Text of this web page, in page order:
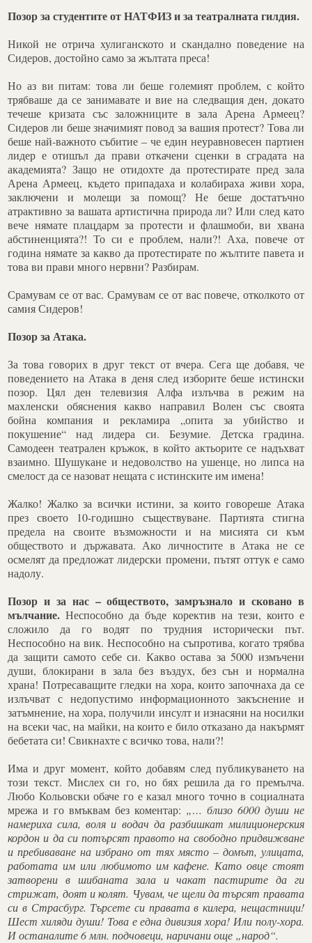
Позор за студентите от НАТФИЗ и за театралната гилдия.
Никой не отрича хулиганското и скандално поведение на
Сидеров, достойно само за жълтата преса!
Но аз ви питам: това ли беше големият проблем, с който
трябваше да се занимавате и вие на следващия ден, докато
течеше кризата със заложниците в зала Арена Армеец?
Сидеров ли беше значимият повод за вашия протест? Това ли
беше най-важното събитие – че един неуравновесен партиен
лидер е отишъл да прави откачени сценки в сградата на
академията? Защо не отидохте да протестирате пред зала
Арена Армеец, където припадаха и колабираха живи хора,
заключени и молещи за помощ? Не беше достатъчно
атрактивно за вашата артистична природа ли? Или след като
вече нямате плацдарм за протести и флашмоби, ви хвана
абстиненцията?! То си е проблем, нали?! Аха, повече от
година нямате за какво да протестирате по жълтите павета и
това ви прави много нервни? Разбирам.
Срамувам се от вас. Срамувам се от вас повече, отколкото от
самия Сидеров!
Позор за Атака.
За това говорих в друг текст от вчера. Сега ще добавя, че
поведението на Атака в деня след изборите беше истински
позор. Цял ден телевизия Алфа излъчва в режим на
махленски обяснения какво направил Волен със своята
бойна компания и рекламира „опита за убийство и
покушение“ над лидера си. Безумие. Детска градина.
Самодеен театрален кръжок, в който актьорите се надъхват
взаимно. Шушукане и недоволство на ушенце, но липса на
смелост да се назоват нещата с истинските им имена!
Жалко! Жалко за всички истини, за които говореше Атака
през своето 10-годишно съществуване. Партията стигна
предела на своите възможности и на мисията си към
обществото и държавата. Ако личностите в Атака не се
осмелят да предложат лидерски промени, пътят оттук е само
надолу.
Позор и за нас – обществото, замръзнало и сковано в
мълчание. Неспособно да бъде коректив на тези, които е
сложило да го водят по трудния исторически път.
Неспособно на вик. Неспособно на съпротива, когато трябва
да защити самото себе си. Какво остава за 5000 измъчени
души, блокирани в зала без въздух, без сън и нормална
храна! Потресаващите гледки на хора, които започнаха да се
излъчват с недопустимо информационното закъснение и
затъмнение, на хора, получили инсулт и изнасяни на носилки
на всеки час, на майки, на които е било отказано да накърмят
бебетата си! Свикнахте с всичко това, нали?!
Има и друг момент, който добавям след публикуването на
този текст. Мислех си го, но бях решила да го премълча.
Любо Кольовски обаче го е казал много точно в социалната
мрежа и го вмъквам без коментар: „… близо 6000 души не
намериха сила, воля и водач да разбишкат милиционерския
кордон и да си потърсят правото на свободно придвижване
и пребиваване на избрано от тях място – домът, улицата,
работата им или любимото им кафене. Като овце стоят
затворени в шибаната зала и чакат пастирите да ги
стрижат, доят и колят. Чувам, че щели да търсят правата
си в Страсбург. Търсете си правата в килера, нещастници!
Шест хиляди души! Това е една дивизия хора! Или полу-хора.
И останалите 6 млн. подчовеци, наричани още „народ“.